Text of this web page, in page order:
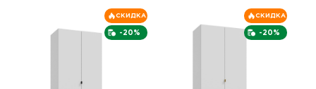
-20%
СКИДКА
-20%
СКИДКА